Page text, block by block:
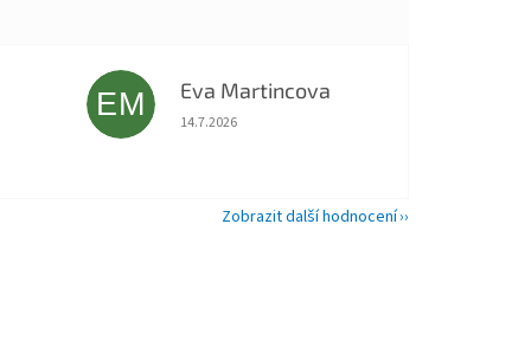
z 5 hvězdiček.EM Eva Martincova
Hodnocení obchodu je 5 z 5 hvězdiček.
14.7.2026
Zobrazit další hodnocení